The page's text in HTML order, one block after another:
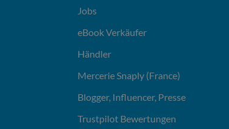
Jobs
eBook Verkäufer
Händler
Mercerie Snaply (France)
Blogger, Influencer, Presse
Trustpilot Bewertungen